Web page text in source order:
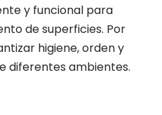
y funcional para
de superficies. Por
higiene, orden y
diferentes ambientes.